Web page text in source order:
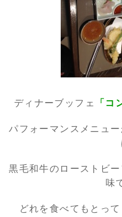
ディナーブッフェ 「コ
パフォーマンスメニュ
黒毛和牛のローストビ
味
どれを食べてもとっ